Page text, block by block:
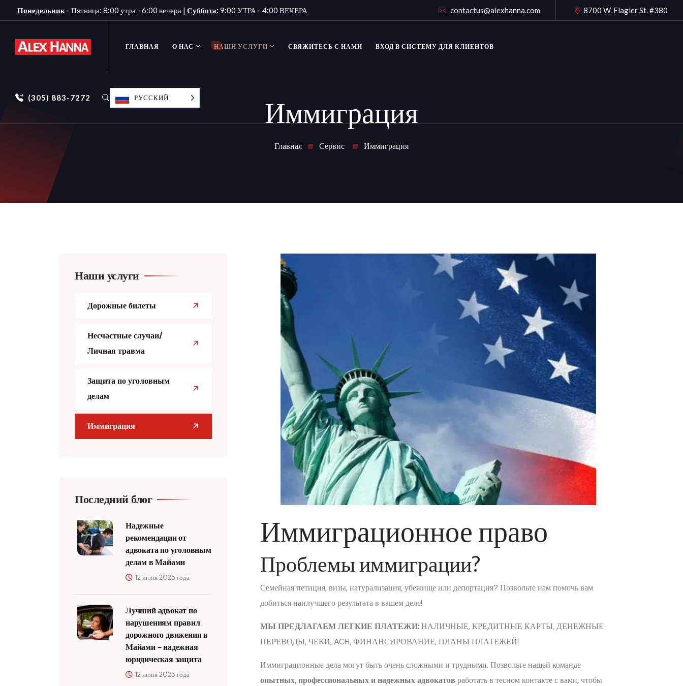
Понедельник - Пятница: 8:00 утра - 6:00 вечера | Суббота: 9:00 УТРА - 4:00 ВЕЧЕРА contactus@alexhanna.com 8700 W. Flagler St. #380
ГЛАВНАЯ О НАС НАШИ УСЛУГИ СВЯЖИТЕСЬ С НАМИ ВХОД В СИСТЕМУ ДЛЯ КЛИЕНТОВ
(305) 883-7272 РУССКИЙ Иммиграция
Главная Сервис Иммиграция
Иммиграционное право
Проблемы иммиграции?
Семейная петиция, визы, натурализация, убежище или депортация? Позвольте нам помочь вам
добиться наилучшего результата в вашем деле!
МЫ ПРЕДЛАГАЕМ ЛЕГКИЕ ПЛАТЕЖИ:НАЛИЧНЫЕ, КРЕДИТНЫЕ КАРТЫ, ДЕНЕЖНЫЕ
ПЕРЕВОДЫ, ЧЕКИ, ACH, ФИНАНСИРОВАНИЕ, ПЛАНЫ ПЛАТЕЖЕЙ!
Иммиграционные дела могут быть очень сложными и трудными. Позвольте нашей команде
опытных, профессиональных и надежных адвокатов работать в тесном контакте с вами, чтобы
Наши услуги
Дорожные билеты
Несчастные случаи/
Личная травма
Защита по уголовным
делам
Иммиграция
Последний блог
Надежные
рекомендации от
адвоката по уголовным
делам в Майами
12 июня 2025 года
Лучший адвокат по
нарушениям правил
дорожного движения в
Майами - надежная
юридическая защита
12 июня 2025 года